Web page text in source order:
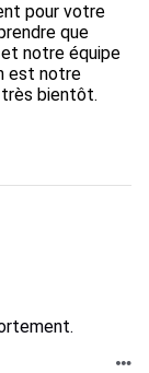
pour votre
que
notre équipe
est notre
bientôt.